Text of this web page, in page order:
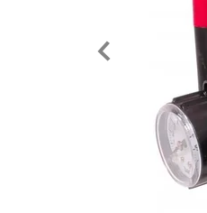
Predchádzajúce